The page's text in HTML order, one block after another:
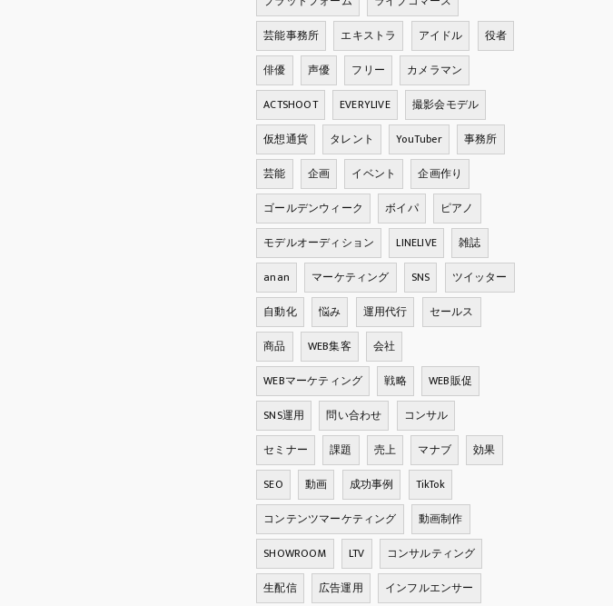
芸能事務所
エキストラ アイドル
役者
俳優
声優 フリー
カメラマン
ACTSHOOT
EVERYLIVE
撮影会モデル
仮想通貨
タレント YouTuber
事務所
芸能
企画 イベント
企画作り
ゴールデンウィーク
ボイパ
ピアノ
モデルオーディション
LINELIVE
雑誌
anan
マーケティング SNS
ツイッター
自動化
悩み 運用代行
セールス
商品
WEB集客
会社
WEBマーケティング
戦略
WEB販促
SNS運用
問い合わせ
コンサル
セミナー
課題 売上 マナブ
効果
SEO
動画 成功事例
TikTok
コンテンツマーケティング
動画制作
SHOWROOM
LTV
コンサルティング
生配信
広告運用
インフルエンサー